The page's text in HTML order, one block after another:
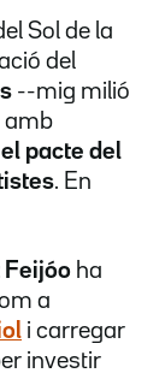
Sol de la
del
--mig milió
amb
pacte del
. En
Feijóo ha
a
i carregar
investir